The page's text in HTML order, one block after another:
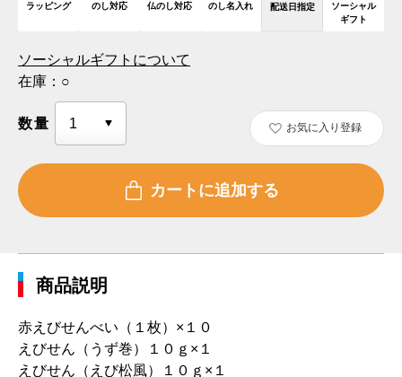
ラッピング のし対応 仏のし対応 のし名入れ 配送日指定
ソーシャル
ギフト
ソーシャルギフトについて
在庫： ○
数量 お気に入り登録
商品説明
赤えびせんべい（１枚）×１０
えびせん（うず巻）１０ｇ×１
えびせん（えび松風）１０ｇ×１